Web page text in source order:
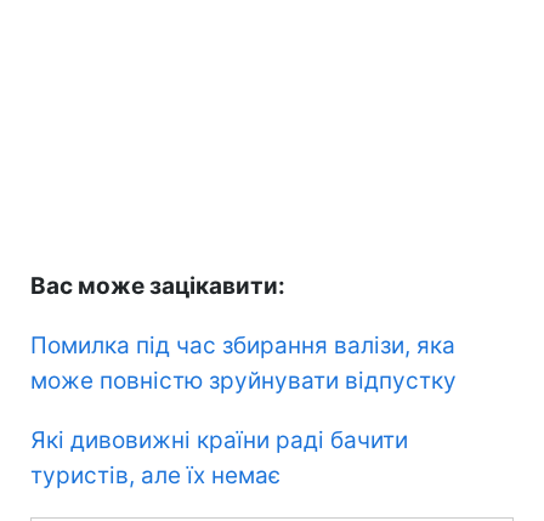
Вас може зацікавити:
Помилка під час збирання валізи, яка
може повністю зруйнувати відпустку
Які дивовижні країни раді бачити
туристів, але їх немає